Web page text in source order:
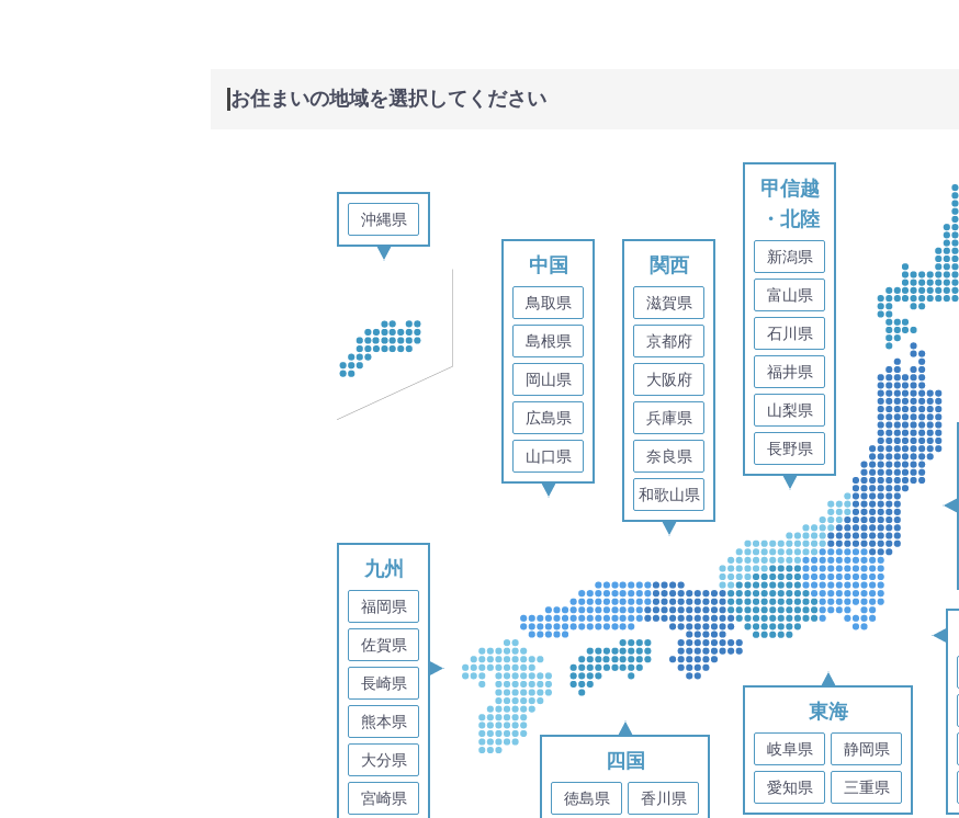
お住まいの地域を選択してください
沖
縄
沖縄県
九州
福岡県
佐賀県
長崎県
熊本県
大分県
宮崎県
中国
鳥取県
島根県
岡山県
広島県
山口県
関西
滋賀県
京都府
大阪府
兵庫県
奈良県
和歌山県
甲信越
・北陸
新潟県
富山県
石川県
福井県
山梨県
長野県
四国
徳島県 香川県
東海
岐阜県 静岡県
愛知県 三重県